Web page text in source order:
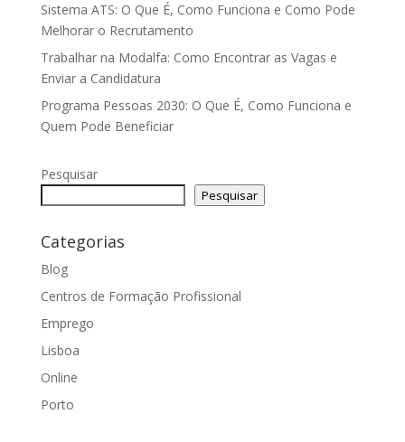
Sistema ATS: O Que É, Como Funciona e Como Pode
Melhorar o Recrutamento
Trabalhar na Modalfa: Como Encontrar as Vagas e
Enviar a Candidatura
Programa Pessoas 2030: O Que É, Como Funciona e
Quem Pode Beneficiar
Pesquisar
Pesquisar
Categorias
Blog
Centros de Formação Profissional
Emprego
Lisboa
Online
Porto